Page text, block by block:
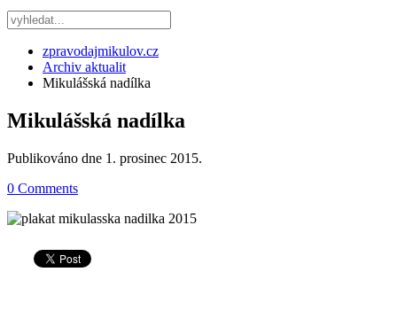
zpravodajmikulov.cz
Archiv aktualit
Mikulášská nadílka
Mikulášská nadílka
Publikováno dne 1. prosinec 2015.
0 Comments